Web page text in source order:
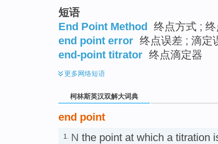
短语
End Point Method 终点方式 ;
end point error 终点误差 ; 滴定
end-point titrator 终点滴定器
更多网络短语
柯林斯英汉双解大词典
end point
1. N the point at which a titration